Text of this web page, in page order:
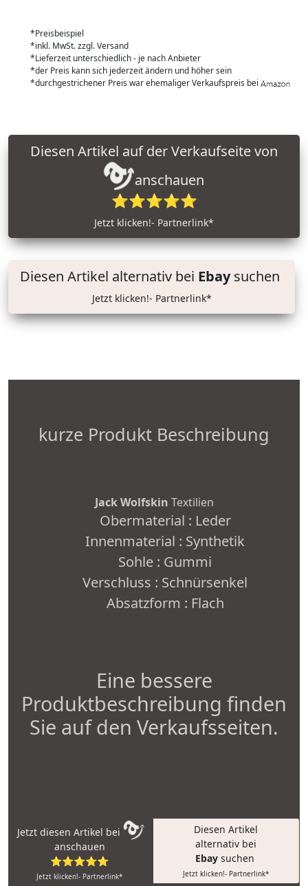
*Preisbeispiel
*inkl. MwSt. zzgl. Versand
*Lieferzeit unterschiedlich - je nach Anbieter
*der Preis kann sich jederzeit ändern und höher sein
*durchgestrichener Preis war ehemaliger Verkaufspreis bei
anschauen
⭐⭐⭐⭐⭐
Jetzt klicken!- Partnerlink*
Diesen Artikel alternativ bei Ebaysuchen
Jetzt klicken!- Partnerlink*
kurze Produkt Beschreibung
Jack Wolfskin Textilien
Obermaterial : Leder
Innenmaterial : Synthetik
Sohle : Gummi
Verschluss : Schnürsenkel
Absatzform : Flach
Eine bessere
Produktbeschreibung finden
Sie auf den Verkaufsseiten.
Jetzt diesen Artikel bei
anschauen
⭐⭐⭐⭐⭐
Jetzt klicken!- Partnerlink*
Diesen Artikel
alternativ bei
Ebay suchen
Jetzt klicken!- Partnerlink*